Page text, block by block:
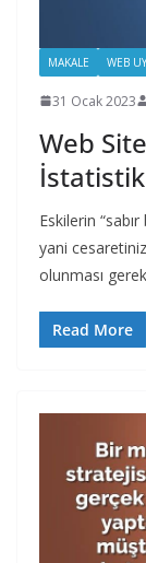
MAKALE WEB
31 Ocak 2023
Web
Eskilerin
yani
olunması
Read More